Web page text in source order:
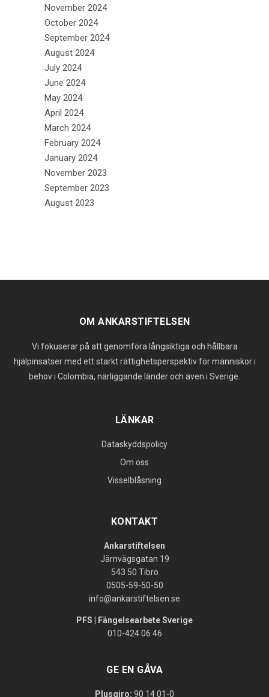
November 2024
October 2024
September 2024
August 2024
July 2024
June 2024
May 2024
April 2024
March 2024
February 2024
January 2024
November 2023
September 2023
August 2023
OM ANKARSTIFTELSEN
Vi fokuserar på att genomföra långsiktiga och hållbara
hjälpinsatser med ett starkt rättighetsperspektiv för människor i
behov i Colombia, närliggande länder och även i Sverige.
LÄNKAR
Dataskyddspolicy
Om oss
Visselblåsning
KONTAKT
Ankarstiftelsen
Järnvägsgatan 19
543 50 Tibro
0505-59-50-50
info@ankarstiftelsen.se
PFS | Fängelsearbete Sverige
010-424 06 46
GE EN GÅVA
Plusgiro: 90 14 01-0